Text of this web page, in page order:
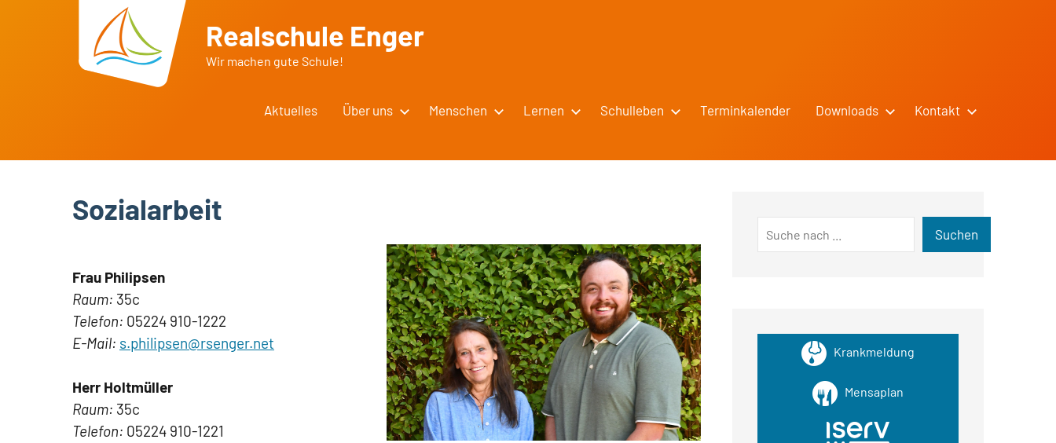
Realschule Enger
Wir machen gute Schule!
Aktuelles Über uns Menschen Lernen Schulleben Terminkalender Downloads Kontakt
Sozialarbeit
Frau Philipsen
Raum: 35c
Telefon: 05224 910-1222
E-Mail: s.philipsen@rsenger.net
Herr Holtmüller
Raum: 35c
Telefon: 05224 910-1221
Suchen
Krankmeldung
Mensaplan